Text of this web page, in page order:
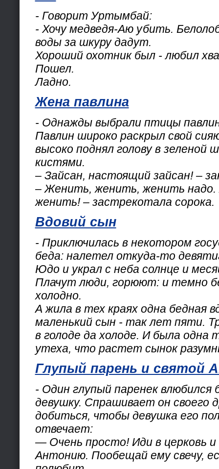
- Говорит Уртымбай:
- Хочу медведя-Аю убить.
воды за шкуру дадут.
Хороший охотник был - любил
Пошел.
Ладно.
Жена павлина
- Однажды выбрали птицы
Павлин широко раскрыл свой
высоко поднял голову в зеленой
кистями.
– Зайсан, настоящий зайсан! –
– Женить, женить, женить надо.
женить! – застрекотала сорока.
Вдовий сын
- Приключилась в некотором
беда: налетел откуда-то
Юдо и украл с неба солнце и
Плачут люди, горюют: и темно
холодно.
А жила в тех краях одна бедная
маленький сын - так лет пяти.
в голоде да холоде. И была одна
утеха, что растет сынок
Глупый парень и святой
- Один глупый паренек влюбился
девушку. Спрашивает он своего
добиться, чтобы девушка его
отвечает:
— Очень просто! Иди в церковь
Антонию. Пообещай ему свечу,